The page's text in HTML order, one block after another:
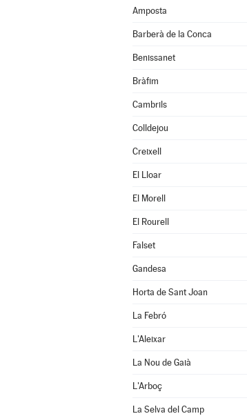
Amposta
Barberà de la Conca
Benissanet
Bràfim
Cambrils
Colldejou
Creixell
El Lloar
El Morell
El Rourell
Falset
Gandesa
Horta de Sant Joan
La Febró
L'Aleixar
La Nou de Gaià
L'Arboç
La Selva del Camp